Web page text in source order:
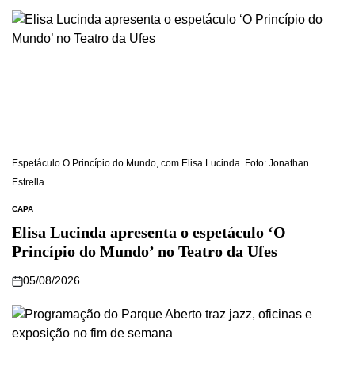
Espetáculo O Princípio do Mundo, com Elisa Lucinda. Foto: Jonathan
Estrella
CAPA
Elisa Lucinda apresenta o espetáculo ‘O
Princípio do Mundo’ no Teatro da Ufes
05/08/2026